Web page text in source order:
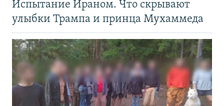
Испытание Ираном. Что скрывают
улыбки Трампа и принца Мухаммеда